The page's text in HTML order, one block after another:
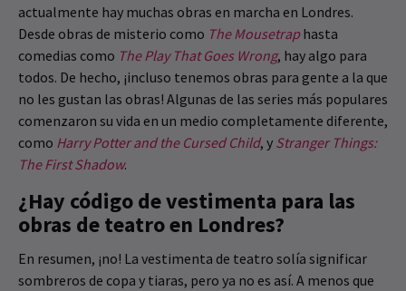
actualmente hay muchas obras en marcha en Londres.
Desde obras de misterio como The Mousetraphasta
comedias como The Play That Goes Wrong, hay algo para
todos. De hecho, ¡incluso tenemos obras para gente a la que
no les gustan las obras! Algunas de las series más populares
comenzaron su vida en un medio completamente diferente,
como Harry Potter and the Cursed Child, y Stranger Things:
The First Shadow.
¿Hay código de vestimenta para las
obras de teatro en Londres?
En resumen, ¡no! La vestimenta de teatro solía significar
sombreros de copa y tiaras, pero ya no es así. A menos que